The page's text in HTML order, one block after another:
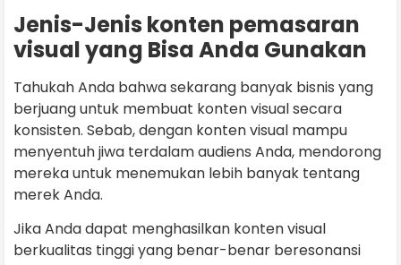
Jenis-Jenis konten pemasaran
visual yang Bisa Anda Gunakan
Tahukah Anda bahwa sekarang banyak bisnis yang
berjuang untuk membuat konten visual secara
konsisten. Sebab, dengan konten visual mampu
menyentuh jiwa terdalam audiens Anda, mendorong
mereka untuk menemukan lebih banyak tentang
merek Anda.
Jika Anda dapat menghasilkan konten visual
berkualitas tinggi yang benar-benar beresonansi